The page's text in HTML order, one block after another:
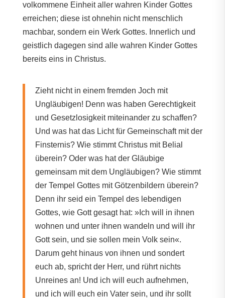
volkommene Einheit aller wahren Kinder Gottes
erreichen; diese ist ohnehin nicht menschlich
machbar, sondern ein Werk Gottes. Innerlich und
geistlich dagegen sind alle wahren Kinder Gottes
bereits eins in Christus.
Zieht nicht in einem fremden Joch mit
Ungläubigen! Denn was haben Gerechtigkeit
und Gesetzlosigkeit miteinander zu schaffen?
Und was hat das Licht für Gemeinschaft mit der
Finsternis? Wie stimmt Christus mit Belial
überein? Oder was hat der Gläubige
gemeinsam mit dem Ungläubigen? Wie stimmt
der Tempel Gottes mit Götzenbildern überein?
Denn ihr seid ein Tempel des lebendigen
Gottes, wie Gott gesagt hat: »Ich will in ihnen
wohnen und unter ihnen wandeln und will ihr
Gott sein, und sie sollen mein Volk sein«.
Darum geht hinaus von ihnen und sondert
euch ab, spricht der Herr, und rührt nichts
Unreines an! Und ich will euch aufnehmen,
und ich will euch ein Vater sein, und ihr sollt